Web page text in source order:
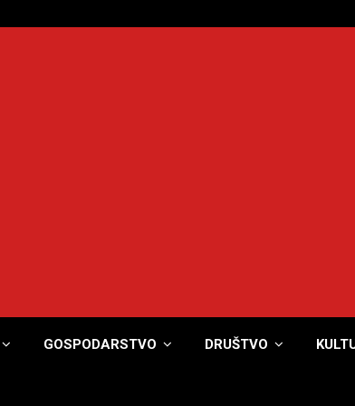
GOSPODARSTVO DRUŠTVO